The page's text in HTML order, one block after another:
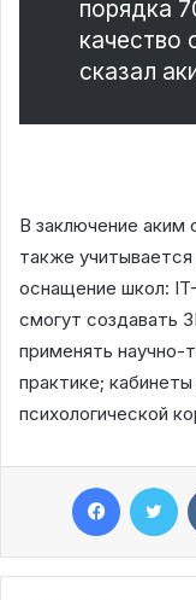
порядка
качество
сказал
В заключение аким
также
оснащение школ:
смогут создавать
применять научно-
практике;
психологической